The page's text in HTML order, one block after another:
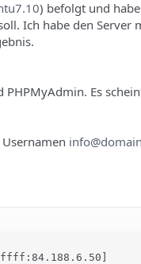
) befolgt und
Ich habe den Server
Es